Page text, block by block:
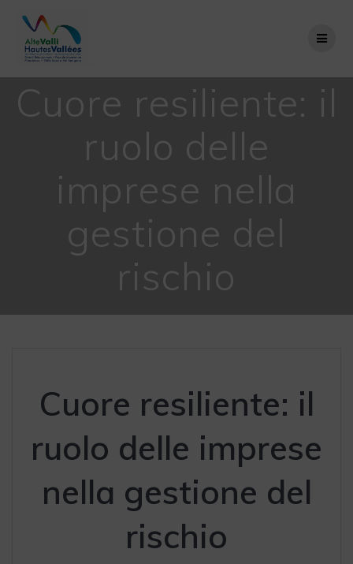
Cuore resiliente: il
ruolo delle
imprese nella
gestione del
rischio
Cuore resiliente: il
ruolo delle imprese
nella gestione del
rischio